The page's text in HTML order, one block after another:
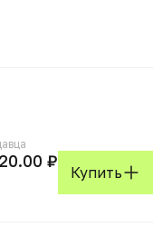
₽
Купить